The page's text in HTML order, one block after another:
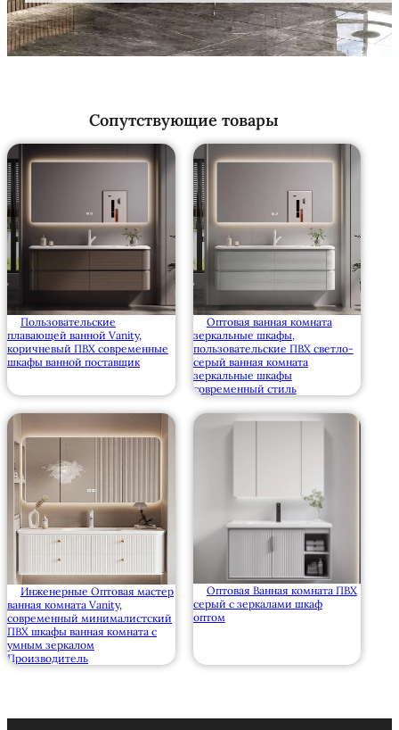
Сопутствующие товары
Пользовательские
плавающей ванной Vanity,
коричневый ПВХ современные
шкафы ванной поставщик
Оптовая ванная комната
зеркальные шкафы,
пользовательские ПВХ светло-
серый ванная комната
зеркальные шкафы
современный стиль
Инженерные Оптовая мастер
ванная комната Vanity,
современный минималистский
ПВХ шкафы ванная комната с
умным зеркалом
Производитель
Оптовая Ванная комната ПВХ
серый с зеркалами шкаф
оптом